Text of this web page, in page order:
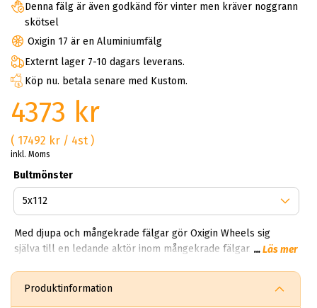
Denna fälg är även godkänd för vinter men kräver noggrann
skötsel
Oxigin 17 är en Aluminiumfälg
Externt lager 7-10 dagars leverans.
Köp nu. betala senare med Kustom.
4373 kr
( 17492 kr / 4st )
inkl. Moms
Bultmönster
Med djupa och mångekrade fälgar gör Oxigin Wheels sig
själva till en ledande aktör inom mångekrade fälgar. Ingen
ekrar! Här kan du hitta svarta, gråa, mattgråa och mattsvarta.
...Läs mer
Produktinformation